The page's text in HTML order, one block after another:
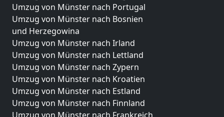
Umzug von Münster nach Portugal
Umzug von Münster nach Bosnien
und Herzegowina
Umzug von Münster nach Irland
Umzug von Münster nach Lettland
Umzug von Münster nach Zypern
Umzug von Münster nach Kroatien
Umzug von Münster nach Estland
Umzug von Münster nach Finnland
Umzug von Münster nach Frankreich